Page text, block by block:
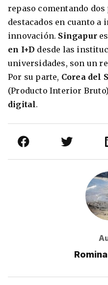
repaso comentando
destacados en cuanto a
innovación. Singapur
en I+D desde las
universidades, son un
Por su parte, Corea del
(Producto Interior
digital.